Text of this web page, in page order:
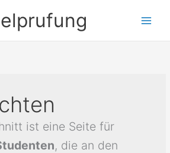
ist eine Seite für
, die an den